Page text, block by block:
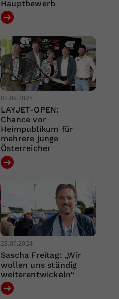
Hauptbewerb
03.09.2025
LAYJET-OPEN:
Chance vor
Heimpublikum für
mehrere junge
Österreicher
23.09.2024
Sascha Freitag: „Wir
wollen uns ständig
weiterentwickeln“